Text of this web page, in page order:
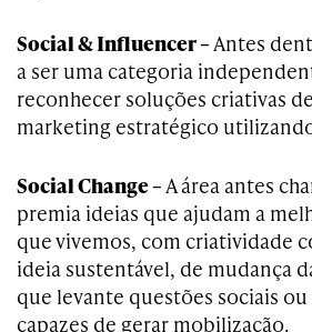
Social & Influencer –Antes
a ser uma categoria
reconhecer soluções criativas
marketing estratégico
Social Change –A área antes
premia ideias que ajudam a
que vivemos, com criatividade
ideia sustentável, de mudança
que levante questões sociais
capazes de gerar mobilização.